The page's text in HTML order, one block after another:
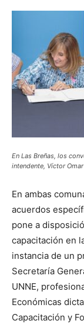
En Las Breñas, los
intendente, Víctor
En ambas
acuerdos
pone a
capacitación en
instancia de un
Secretaría
UNNE,
Económicas
Capacitación y